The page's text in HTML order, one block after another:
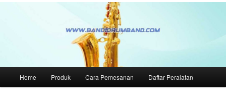
Home Produk Cara Pemesanan Daftar Peralatan